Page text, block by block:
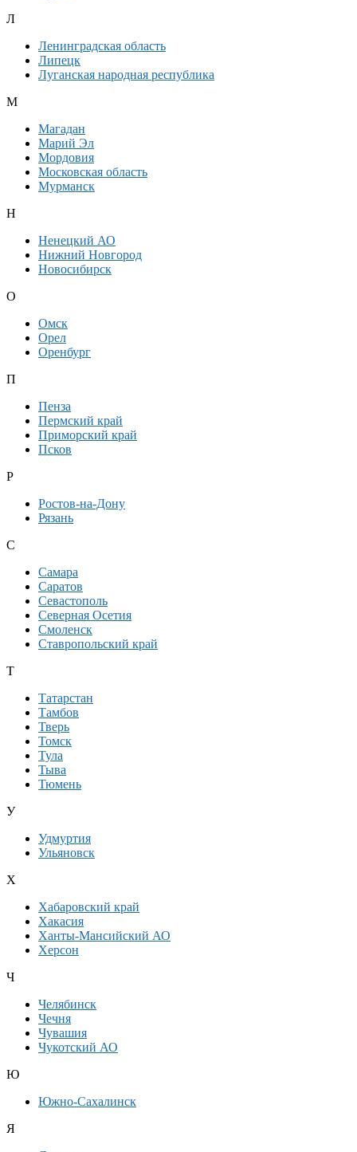
Л
Ленинградская область
Липецк
Луганская народная республика
М
Магадан
Марий Эл
Мордовия
Московская область
Мурманск
Н
Ненецкий АО
Нижний Новгород
Новосибирск
О
Омск
Орел
Оренбург
П
Пенза
Пермский край
Приморский край
Псков
Р
Ростов-на-Дону
Рязань
С
Самара
Саратов
Севастополь
Северная Осетия
Смоленск
Ставропольский край
Т
Татарстан
Тамбов
Тверь
Томск
Тула
Тыва
Тюмень
У
Удмуртия
Ульяновск
Х
Хабаровский край
Хакасия
Ханты-Мансийский АО
Херсон
Ч
Челябинск
Чечня
Чувашия
Чукотский АО
Ю
Южно-Сахалинск
Я